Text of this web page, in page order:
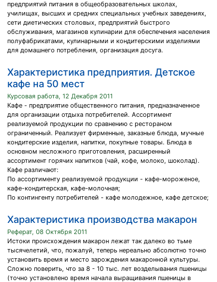
предприятий питания в общеобразовательных школах,
училищах, высших и средних специальных учебных заведениях,
сети диетических столовых, предприятий быстрого
обслуживания, магазинов кулинарии для обеспечения населения
полуфабрикатами, кулинарными и кондитерскими изделиями
для домашнего потребления, организация досуга.
Характеристика предприятия. Детское
кафе на 50 мест
Курсовая работа, 12 Декабря 2011
Кафе - предприятие общественного питания, предназначенное
для организации отдыха потребителей. Ассортимент
реализуемой продукции по сравнению с рестораном
ограниченный. Реализует фирменные, заказные блюда, мучные
кондитерские изделия, напитки, покупные товары. Блюда в
основном несложного приготовления, расширенный
ассортимент горячих напитков (чай, кофе, молоко, шоколад).
Кафе различают:
По ассортименту реализуемой продукции - кафе-мороженое,
кафе-кондитерская, кафе-молочная;
По контингенту потребителей - кафе молодежное, кафе детское;
Характеристика производства макарон
Реферат, 08 Октября 2011
Истоки происхождения макарон лежат так далеко во тьме
тысячелетий, что, пожалуй, теперь нереально абсолютно точно
установить время и место зарождения макаронной культуры.
Сложно поверить, что за 8 - 10 тыс. лет возделывания пшеницы
(точно установлено время начала выращивания пшеницы в